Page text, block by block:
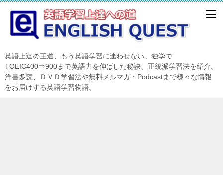
英語上達の王道、もう英語学習に迷わせない。独学で
TOEIC400⇒900まで英語力を伸ばした秘訣、正統派学習法を紹介。
洋書多読、ＤＶＤ学習法や無料メルマガ・Podcastまで様々な情報
をお届けする英語学習物語。